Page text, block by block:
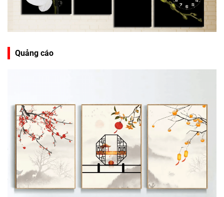
Quảng cáo